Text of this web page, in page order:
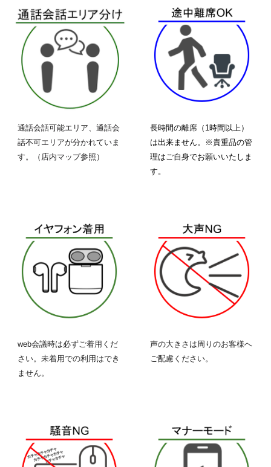
通話会話可能エリア、通話会
話不可エリアが分かれていま
す。（店内マップ参照）
長時間の離席（1時間以上）
は出来ません。※貴重品の管
理はご自身でお願いいたしま
す。
web会議時は必ずご着用くだ
さい。未着用での利用はでき
ません。
声の大きさは周りのお客様へ
ご配慮ください。